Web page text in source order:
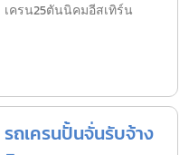
เครน25ตันนิคมอีสเทิร์น
รถเครนปั้นจั่นรับจ้าง